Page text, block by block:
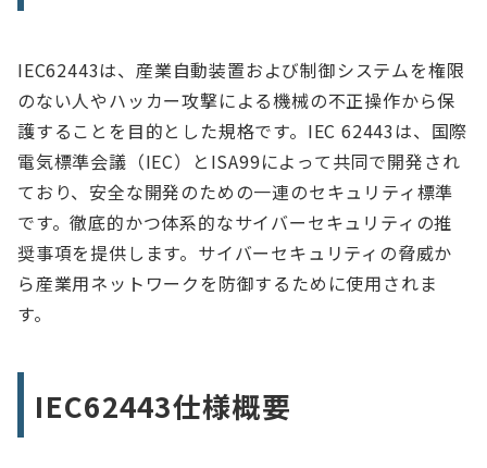
IEC62443は、産業自動装置および制御システムを権限
のない人やハッカー攻撃による機械の不正操作から保
護することを目的とした規格です。IEC 62443は、国際
電気標準会議（IEC）とISA99によって共同で開発され
ており、安全な開発のための一連のセキュリティ標準
です。徹底的かつ体系的なサイバーセキュリティの推
奨事項を提供します。サイバーセキュリティの脅威か
ら産業用ネットワークを防御するために使用されま
す。
IEC62443仕様概要